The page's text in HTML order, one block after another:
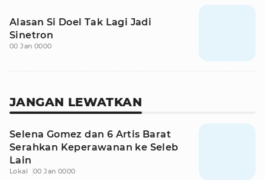
Alasan Si Doel Tak Lagi Jadi
Sinetron
00 Jan 0000
JANGAN LEWATKAN
Selena Gomez dan 6 Artis Barat
Serahkan Keperawanan ke Seleb
Lain
Lokal 00 Jan 0000